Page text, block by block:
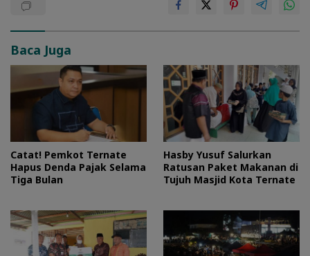
Baca Juga
Catat! Pemkot Ternate
Hapus Denda Pajak Selama
Tiga Bulan
Hasby Yusuf Salurkan
Ratusan Paket Makanan di
Tujuh Masjid Kota Ternate